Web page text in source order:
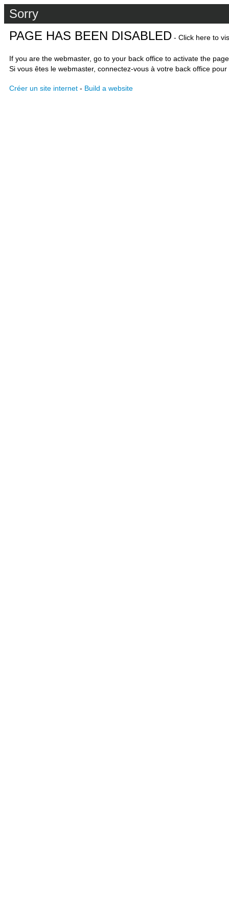
Sorry
PAGE HAS BEEN DISABLED - Click here to
If you are the webmaster, go to your back office to activate the
Si vous êtes le webmaster, connectez-vous à votre back office
Créer un site internet - Build a website